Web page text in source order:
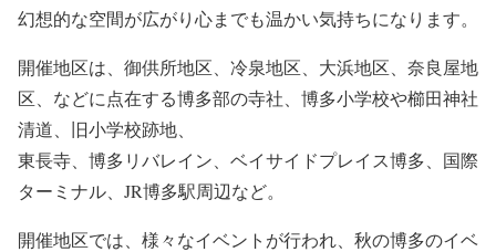
幻想的な空間が広がり心までも温かい気持ちになります。
開催地区は、御供所地区、冷泉地区、大浜地区、奈良屋地
区、などに点在する博多部の寺社、博多小学校や櫛田神社
清道、旧小学校跡地、
東長寺、博多リバレイン、ベイサイドプレイス博多、国際
ターミナル、JR博多駅周辺など。
開催地区では、様々なイベントが行われ、秋の博多のイベ